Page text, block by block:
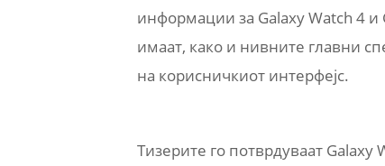
информации за Galaxy Watch 4 и
имаат, како и нивните главни
на корисничкиот интерфејс.
Тизерите го потврдуваат